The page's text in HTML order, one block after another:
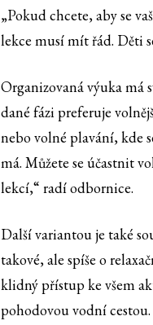
„Pokud chcete, aby se
lekce musí mít řád. Děti
Organizovaná výuka má
dané fázi preferuje
nebo volné plavání, kde
má. Můžete se účastnit
lekcí,“ radí odbornice.
Další variantou je také
takové, ale spíše o
klidný přístup ke všem
pohodovou vodní